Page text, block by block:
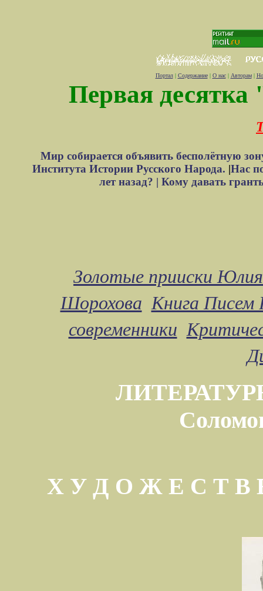
Портал| Содержание| О нас| Авторам|
Первая десятка
Мир собирается объявить бесполётную
Института Истории Русского Народа. |Нас
лет назад? | Кому давать
Золотые прииски
Шорохова Книга Писем
современники
Х У Д О Ж Е С Т